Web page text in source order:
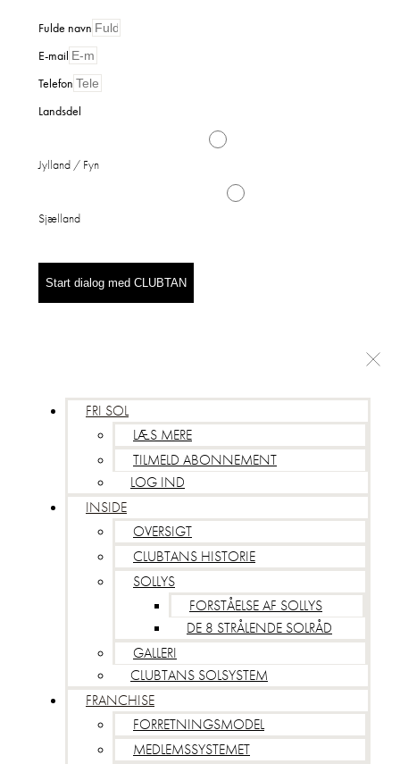
Fulde navn
E-mail
Telefon
Landsdel
Jylland / Fyn
Sjælland
Start dialog med CLUBTAN
FRI SOL
LÆS MERE
TILMELD ABONNEMENT
LOG IND
INSIDE
OVERSIGT
CLUBTANS HISTORIE
SOLLYS
FORSTÅELSE AF SOLLYS
DE 8 STRÅLENDE SOLRÅD
GALLERI
CLUBTANS SOLSYSTEM
FRANCHISE
FORRETNINGSMODEL
MEDLEMSSYSTEMET